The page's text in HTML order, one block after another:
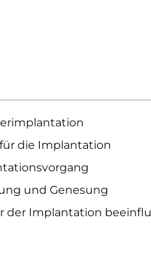
die Implantation
und Genesung
der Implantation